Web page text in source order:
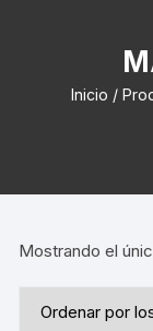
Inicio /
Mostrando el